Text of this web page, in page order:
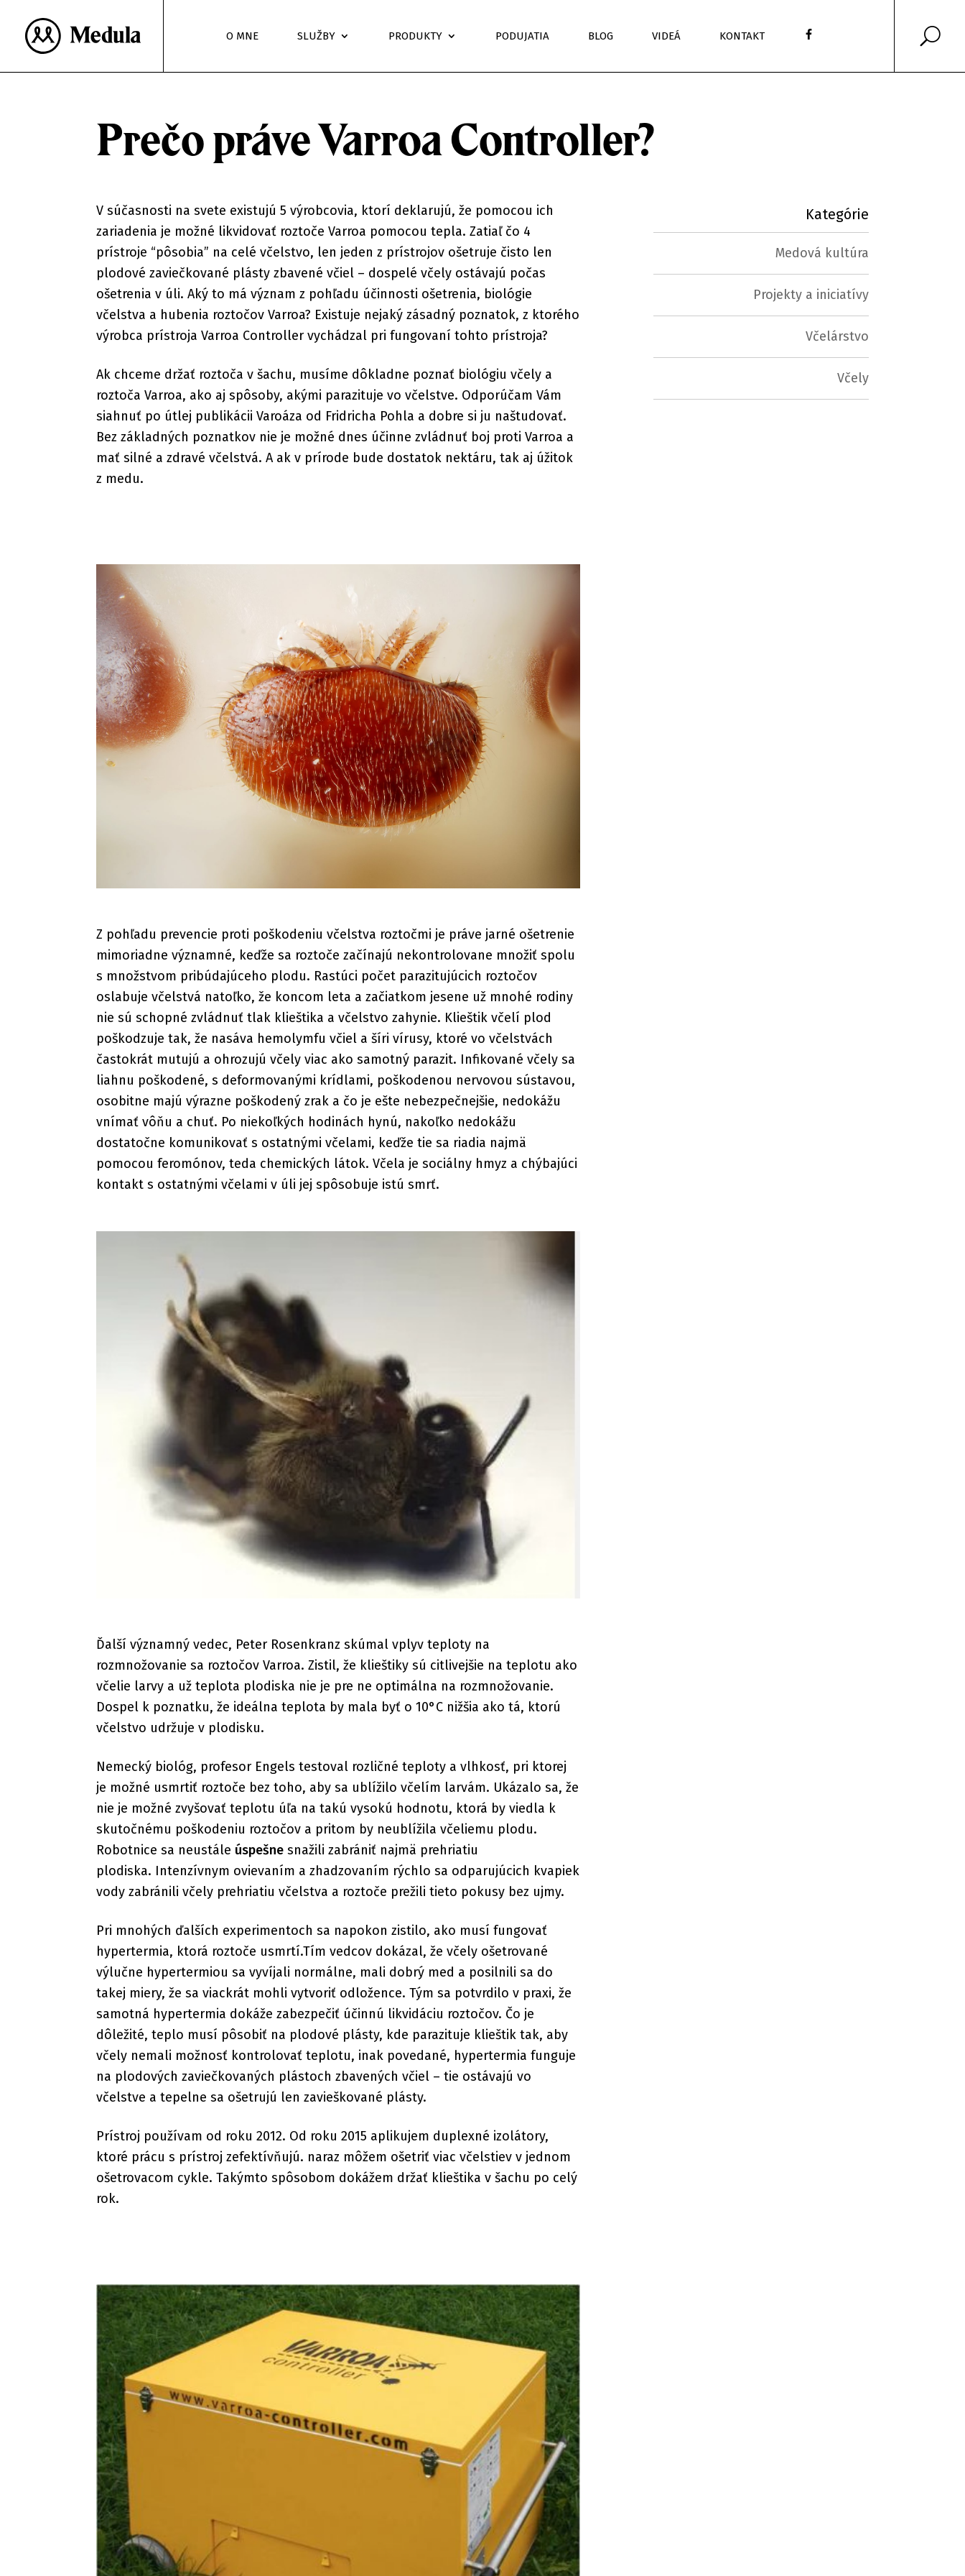
O MNE SLUŽBY PRODUKTY PODUJATIA BLOG VIDEÁ KONTAKT
Prečo práve Varroa Controller?
V súčasnosti na svete existujú 5 výrobcovia, ktorí deklarujú, že pomocou ich
zariadenia je možné likvidovať roztoče Varroa pomocou tepla. Zatiaľ čo 4
prístroje “pôsobia” na celé včelstvo, len jeden z prístrojov ošetruje čisto len
plodové zaviečkované plásty zbavené včiel – dospelé včely ostávajú počas
ošetrenia v úli. Aký to má význam z pohľadu účinnosti ošetrenia, biológie
včelstva a hubenia roztočov Varroa? Existuje nejaký zásadný poznatok, z ktorého
výrobca prístroja Varroa Controller vychádzal pri fungovaní tohto prístroja?
Ak chceme držať roztoča v šachu, musíme dôkladne poznať biológiu včely a
roztoča Varroa, ako aj spôsoby, akými parazituje vo včelstve. Odporúčam Vám
siahnuť po útlej publikácii Varoáza od Fridricha Pohla a dobre si ju naštudovať.
Bez základných poznatkov nie je možné dnes účinne zvládnuť boj proti Varroa a
mať silné a zdravé včelstvá. A ak v prírode bude dostatok nektáru, tak aj úžitok
z medu.
Z pohľadu prevencie proti poškodeniu včelstva roztočmi je práve jarné ošetrenie
mimoriadne významné, keďže sa roztoče začínajú nekontrolovane množiť spolu
s množstvom pribúdajúceho plodu. Rastúci počet parazitujúcich roztočov
oslabuje včelstvá natoľko, že koncom leta a začiatkom jesene už mnohé rodiny
nie sú schopné zvládnuť tlak klieštika a včelstvo zahynie. Klieštik včelí plod
poškodzuje tak, že nasáva hemolymfu včiel a šíri vírusy, ktoré vo včelstvách
častokrát mutujú a ohrozujú včely viac ako samotný parazit. Infikované včely sa
liahnu poškodené, s deformovanými krídlami, poškodenou nervovou sústavou,
osobitne majú výrazne poškodený zrak a čo je ešte nebezpečnejšie, nedokážu
vnímať vôňu a chuť. Po niekoľkých hodinách hynú, nakoľko nedokážu
dostatočne komunikovať s ostatnými včelami, keďže tie sa riadia najmä
pomocou feromónov, teda chemických látok. Včela je sociálny hmyz a chýbajúci
kontakt s ostatnými včelami v úli jej spôsobuje istú smrť.
Ďalší významný vedec, Peter Rosenkranz skúmal vplyv teploty na
rozmnožovanie sa roztočov Varroa. Zistil, že klieštiky sú citlivejšie na teplotu ako
včelie larvy a už teplota plodiska nie je pre ne optimálna na rozmnožovanie.
Dospel k poznatku, že ideálna teplota by mala byť o 10°C nižšia ako tá, ktorú
včelstvo udržuje v plodisku.
Nemecký biológ, profesor Engels testoval rozličné teploty a vlhkosť, pri ktorej
je možné usmrtiť roztoče bez toho, aby sa ublížilo včelím larvám. Ukázalo sa, že
nie je možné zvyšovať teplotu úľa na takú vysokú hodnotu, ktorá by viedla k
skutočnému poškodeniu roztočov a pritom by neublížila včeliemu plodu.
Robotnice sa neustále úspešne snažili zabrániť najmä prehriatiu
plodiska. Intenzívnym ovievaním a zhadzovaním rýchlo sa odparujúcich kvapiek
vody zabránili včely prehriatiu včelstva a roztoče prežili tieto pokusy bez ujmy.
Pri mnohých ďalších experimentoch sa napokon zistilo, ako musí fungovať
hypertermia, ktorá roztoče usmrtí.Tím vedcov dokázal, že včely ošetrované
výlučne hypertermiou sa vyvíjali normálne, mali dobrý med a posilnili sa do
takej miery, že sa viackrát mohli vytvoriť odložence. Tým sa potvrdilo v praxi, že
samotná hypertermia dokáže zabezpečiť účinnú likvidáciu roztočov. Čo je
dôležité, teplo musí pôsobiť na plodové plásty, kde parazituje klieštik tak, aby
včely nemali možnosť kontrolovať teplotu, inak povedané, hypertermia funguje
na plodových zaviečkovaných plástoch zbavených včiel – tie ostávajú vo
včelstve a tepelne sa ošetrujú len zavieškované plásty.
Prístroj používam od roku 2012. Od roku 2015 aplikujem duplexné izolátory,
ktoré prácu s prístroj zefektívňujú. naraz môžem ošetriť viac včelstiev v jednom
ošetrovacom cykle. Takýmto spôsobom dokážem držať klieštika v šachu po celý
rok.
Kategórie
Medová kultúra
Projekty a iniciatívy
Včelárstvo
Včely